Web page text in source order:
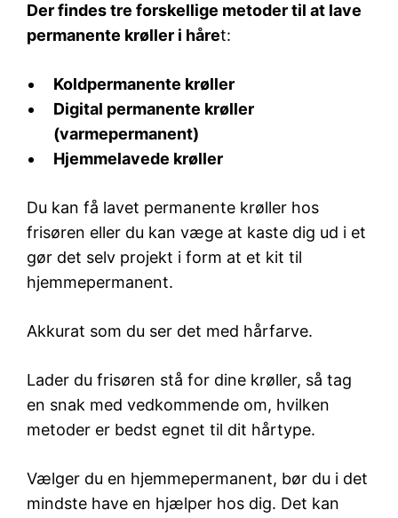
Der findes tre forskellige metoder til at lave
permanente krøller i håret:
Koldpermanente krøller
Digital permanente krøller
(varmepermanent)
Hjemmelavede krøller
Du kan få lavet permanente krøller hos
frisøren eller du kan væge at kaste dig ud i et
gør det selv projekt i form at et kit til
hjemmepermanent.
Akkurat som du ser det med hårfarve.
Lader du frisøren stå for dine krøller, så tag
en snak med vedkommende om, hvilken
metoder er bedst egnet til dit hårtype.
Vælger du en hjemmepermanent, bør du i det
mindste have en hjælper hos dig. Det kan